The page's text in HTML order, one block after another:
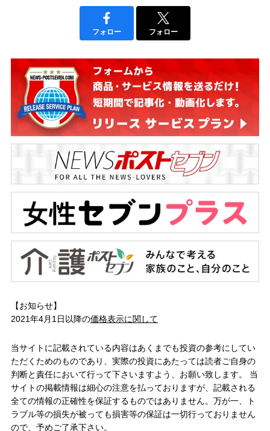
フォロー フォロー
【お知らせ】
2021年4月1日以降の価格表示に関して
当サイトに記載されている内容はあくまでも投資の参考にしてい
ただくためのものであり、実際の投資にあたっては読者ご自身の
判断と責任において行って下さいますよう、お願い致します。 当
サイトの掲載情報は細心の注意を払っておりますが、記載される
全ての情報の正確性を保証するものではありません。万が一、ト
ラブル等の損失が被っても損害等の保証は一切行っておりません
ので、予めご了承下さい。